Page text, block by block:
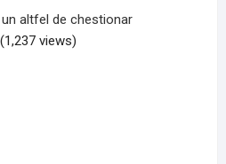
altfel de chestionar
(1,237 views)